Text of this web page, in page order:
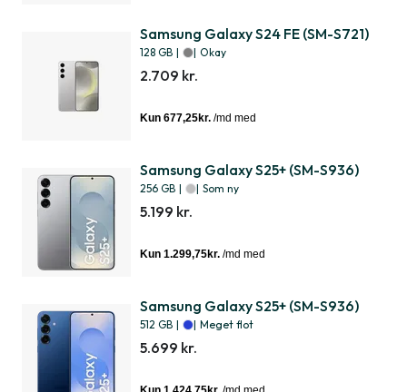
Samsung Galaxy S24 FE (SM-S721)
128 GB | | Okay
2.709 kr.
Samsung Galaxy S25+ (SM-S936)
256 GB | | Som ny
5.199 kr.
Samsung Galaxy S25+ (SM-S936)
512 GB | | Meget flot
5.699 kr.